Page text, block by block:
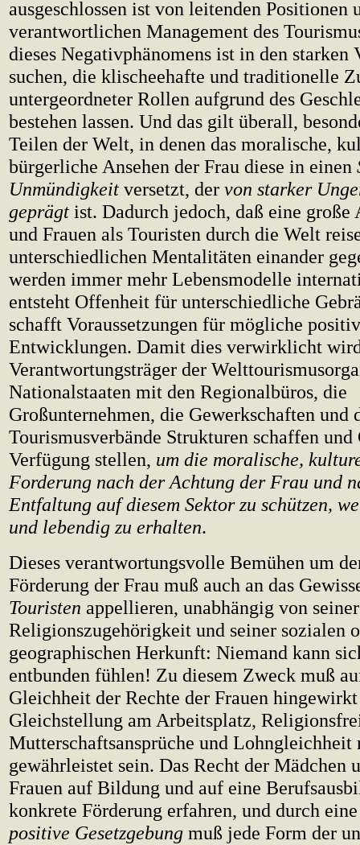
ausgeschlossen ist von leitenden Positionen
verantwortlichen Management des
dieses Negativphänomens ist in den starken
suchen, die klischeehafte und traditionelle
untergeordneter Rollen aufgrund des
bestehen lassen. Und das gilt überall,
Teilen der Welt, in denen das moralische,
bürgerliche Ansehen der Frau diese in einen
Unmündigkeit versetzt, der von starker
geprägt ist. Dadurch jedoch, daß eine große
und Frauen als Touristen durch die Welt
unterschiedlichen Mentalitäten einander
werden immer mehr Lebensmodelle
entsteht Offenheit für unterschiedliche
schafft Voraussetzungen für mögliche
Entwicklungen. Damit dies verwirklicht
Verantwortungsträger der
Nationalstaaten mit den Regionalbüros, die
Großunternehmen, die Gewerkschaften und
Tourismusverbände Strukturen schaffen
Verfügung stellen, um die moralische,
Forderung nach der Achtung der Frau und
Entfaltung auf diesem Sektor zu schützen,
und lebendig zu erhalten.
Dieses verantwortungsvolle Bemühen um
Förderung der Frau muß auch an das
Touristen appellieren, unabhängig von seiner
Religionszugehörigkeit und seiner sozialen
geographischen Herkunft: Niemand kann
entbunden fühlen! Zu diesem Zweck muß
Gleichheit der Rechte der Frauen
Gleichstellung am Arbeitsplatz,
Mutterschaftsansprüche und Lohngleichheit
gewährleistet sein. Das Recht der Mädchen
Frauen auf Bildung und auf eine
konkrete Förderung erfahren, und durch eine
positive Gesetzgebung muß jede Form der